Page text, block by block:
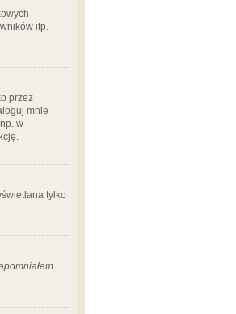
itp.
przez
mnie
w
tylko